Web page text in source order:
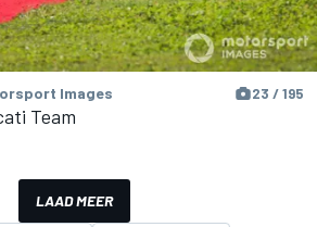
Images 23 / 195
Team
LAAD MEER